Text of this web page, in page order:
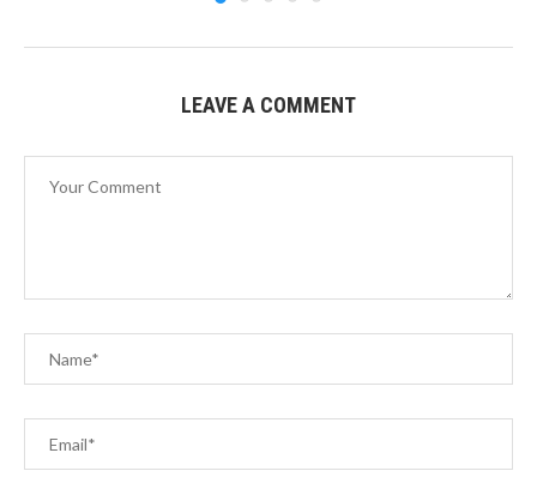
LEAVE A COMMENT